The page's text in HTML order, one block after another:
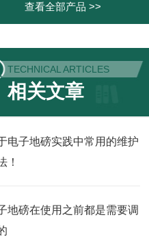
查看全部产品 >>
TECHNICAL ARTICLES
相关文章
电子地磅实践中常用的维护
！
地磅在使用之前都是需要调